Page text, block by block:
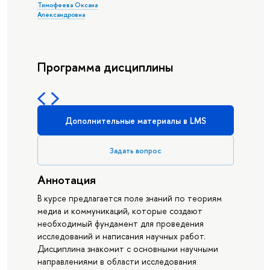
Тимофеева Оксана
Александровна
Программа дисциплины
Дополнительные материалы в LMS
Задать вопрос
Аннотация
В курсе предлагается поле знаний по теориям
медиа и коммуникаций, которые создают
необходимый фундамент для проведения
исследований и написания научных работ.
Дисциплина знакомит с основными научными
направлениями в области исследования